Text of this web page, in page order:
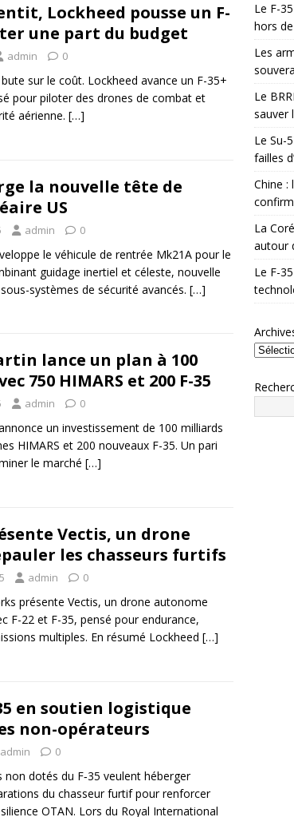
Lockheed pousse un F-
une part du budget
admin 0
sur le coût. Lockheed avance un F-35+
pour piloter des drones de combat et
aérienne. […]
la nouvelle tête de
US
admin 0
le véhicule de rentrée Mk21A pour le
guidage inertiel et céleste, nouvelle
systèmes de sécurité avancés. […]
lance un plan à 100
750 HIMARS et 200 F-35
admin 0
un investissement de 100 milliards
HIMARS et 200 nouveaux F-35. Un pari
le marché […]
Vectis, un drone
les chasseurs furtifs
admin 0
présente Vectis, un drone autonome
F-22 et F-35, pensé pour endurance,
multiples. En résumé Lockheed […]
en soutien logistique
non-opérateurs
admin 0
non dotés du F‑35 veulent héberger
du chasseur furtif pour renforcer
OTAN. Lors du Royal International
Le F-
hors
Les
Le
sauver
Le Su-
failles
Chine :
La
autour
Le F-